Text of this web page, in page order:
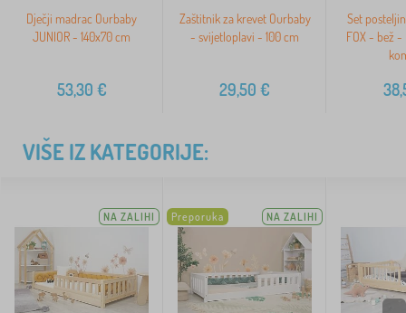
Dječji madrac Ourbaby
JUNIOR - 140x70 cm
53,30 €
Zaštitnik za krevet Ourbaby
- svijetloplavi - 100 cm
29,50 €
Set
FOX - bež
VIŠE IZ KATEGORIJE:
NA ZALIHI Preporuka NA ZALIHI